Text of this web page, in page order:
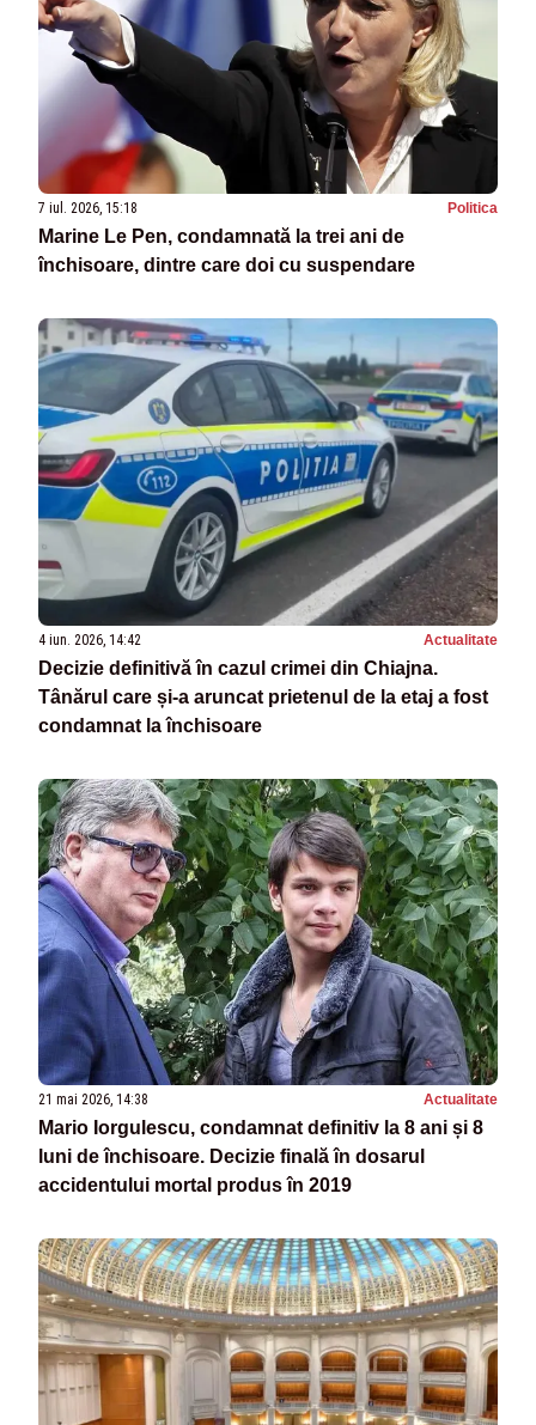
7 iul. 2026, 15:18 Politica
Marine Le Pen, condamnată la trei ani de
închisoare, dintre care doi cu suspendare
4 iun. 2026, 14:42 Actualitate
Decizie definitivă în cazul crimei din Chiajna.
Tânărul care și-a aruncat prietenul de la etaj a fost
condamnat la închisoare
21 mai 2026, 14:38 Actualitate
Mario Iorgulescu, condamnat definitiv la 8 ani și 8
luni de închisoare. Decizie finală în dosarul
accidentului mortal produs în 2019